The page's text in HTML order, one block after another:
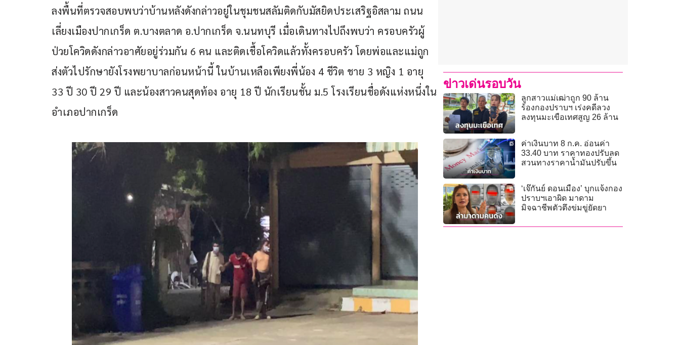
ลงพื้นที่ตรวจสอบพบว่าบ้านหลังดังกล่าวอยู่ในชุมชนสลัมติดกับมัสยิดประเสริฐอิสลาม ถนน
เลี่ยงเมืองปากเกร็ด ต.บางตลาด อ.ปากเกร็ด จ.นนทบุรี เมื่อเดินทางไปถึงพบว่า ครอบครัวผู้
ป่วยโควิดดังกล่าวอาศัยอยู่ร่วมกัน 6 คน และติดเชื้อโควิดแล้วทั้งครอบครัว โดยพ่อและแม่ถูก
ส่งตัวไปรักษายังโรงพยาบาลก่อนหน้านี้ ในบ้านเหลือเพียงพี่น้อง 4 ชีวิต ชาย 3 หญิง 1 อายุ
33 ปี 30 ปี 29 ปี และน้องสาวคนสุดท้อง อายุ 18 ปี นักเรียนชั้น ม.5 โรงเรียนชื่อดังแห่งหนึ่งใน
อำเภอปากเกร็ด
ข่าวเด่นรอบวัน
ลูกสาวแม่เฒ่าถูก 90 ล้าน
ร้องกองปราบฯ เร่งคดีลวง
ลงทุนมะเขือเทศสูญ 26 ล้าน
ค่าเงินบาท 8 ก.ค. อ่อนค่า
33.40 บาท ราคาทองปรับลด
สวนทางราคาน้ำมันปรับขึ้น
‘เจ๊กันย์ ดอนเมือง’ บุกแจ้งกอง
ปราบฯเอาผิด มาดาม
มิจฉาชีพตัวตึงข่มขู่ยัดยา